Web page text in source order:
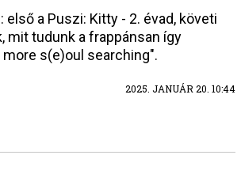
a Puszi: Kitty - 2. évad, követi
mit tudunk a frappánsan így
s(e)oul searching".
2025. JANUÁR 20. 10:44